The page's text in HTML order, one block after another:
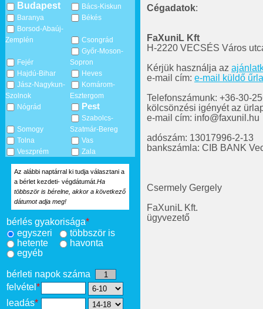
Budapest
Bács-Kiskun
Baranya
Békés
Borsod-Abaúj-
Zemplén
Csongrád
Fejér
Győr-Moson-
Sopron
Hajdú-Bihar
Heves
Jász-Nagykun-
Szolnok
Komárom-
Esztergom
Nógrád
Pest
Somogy
Szabolcs-
Szatmár-Bereg
Tolna
Vas
Veszprém
Zala
Az alábbi naptárral ki tudja választani a
a bérlet kezdeti- végdátumát. Ha
többször is bérelne, akkor a következő
dátumot adja meg!
bérlés gyakorisága*
egyszeri
többször is
hetente
havonta
egyéb
bérleti napok száma
felvétel *
leadás*
Cégadatok:
FaXuniL Kft
H-2220 VECSÉS Város
Kérjük használja az
e-mail cím: e-mail küldő
Telefonszámunk: +36-30-
kölcsönzési igényét az
e-mail cím: info@faxunil.hu
adószám: 13017996-2-13
bankszámla: CIB BANK
Csermely Gergely
FaXuniL Kft.
ügyvezető